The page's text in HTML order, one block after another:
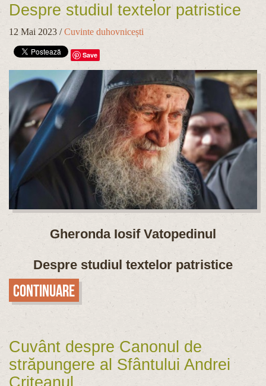
Despre studiul textelor patristice
12 Mai 2023 /Cuvinte duhovnicești
Save
Gheronda Iosif Vatopedinul
Despre studiul textelor patristice
Continuare
Cuvânt despre Canonul de
străpungere al Sfântului Andrei
Criteanul